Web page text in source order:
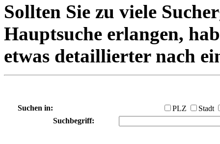
Sollten Sie zu viele
Hauptsuche erlangen,
etwas detaillierter nach
Suchen in: PLZ
Stadt
Suchbegriff: